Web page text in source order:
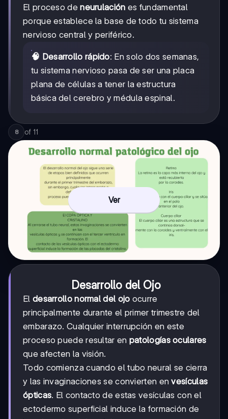
El proceso deneurulación es fundamental
porque establece la base de todo tu sistema
nervioso central y periférico.
🧠 Desarrollo rápido: En solo dos semanas,
tu sistema nervioso pasa de ser una placa
plana de células a tener la estructura
básica del cerebro y médula espinal.
8 of 11
Ver
Desarrollo del Ojo
El desarrollo normal del ojo ocurre
principalmente durante el primer trimestre del
embarazo. Cualquier interrupción en este
proceso puede resultar en patologías oculares
que afecten la visión.
Todo comienza cuando el tubo neural se cierra
y las invaginaciones se convierten envesículas
ópticas. El contacto de estas vesículas con el
ectodermo superficial induce la formación de